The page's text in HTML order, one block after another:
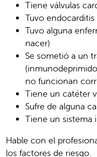
Tiene válvulas
Tuvo
Tuvo alguna
nacer)
Se sometió a un
no funcionan
Tiene un catéter
Sufre de alguna
Tiene un sistema
Hable con el
los factores de riesgo.